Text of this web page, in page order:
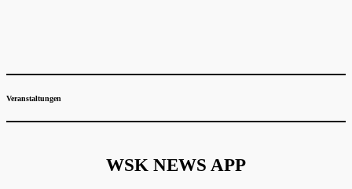
Veranstaltungen
WSK NEWS APP